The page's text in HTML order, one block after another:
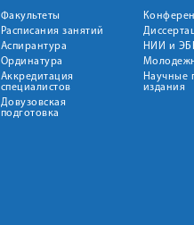
Факультеты
Расписания занятий
Аспирантура
Ординатура
Аккредитация
специалистов
Довузовская
подготовка
НИИ и
Научные
издания